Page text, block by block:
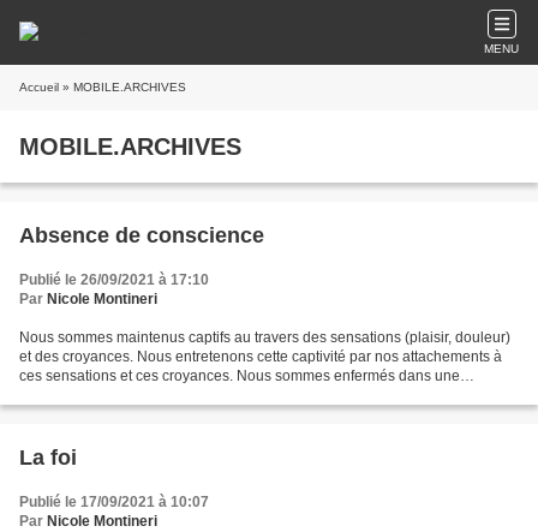
MENU
Accueil » MOBILE.ARCHIVES
MOBILE.ARCHIVES
Absence de conscience
Publié le 26/09/2021 à 17:10
Par Nicole Montineri
Nous sommes maintenus captifs au travers des sensations (plaisir, douleur)
et des croyances. Nous entretenons cette captivité par nos attachements à
ces sensations et ces croyances. Nous sommes enfermés dans une
La foi
Publié le 17/09/2021 à 10:07
Par Nicole Montineri